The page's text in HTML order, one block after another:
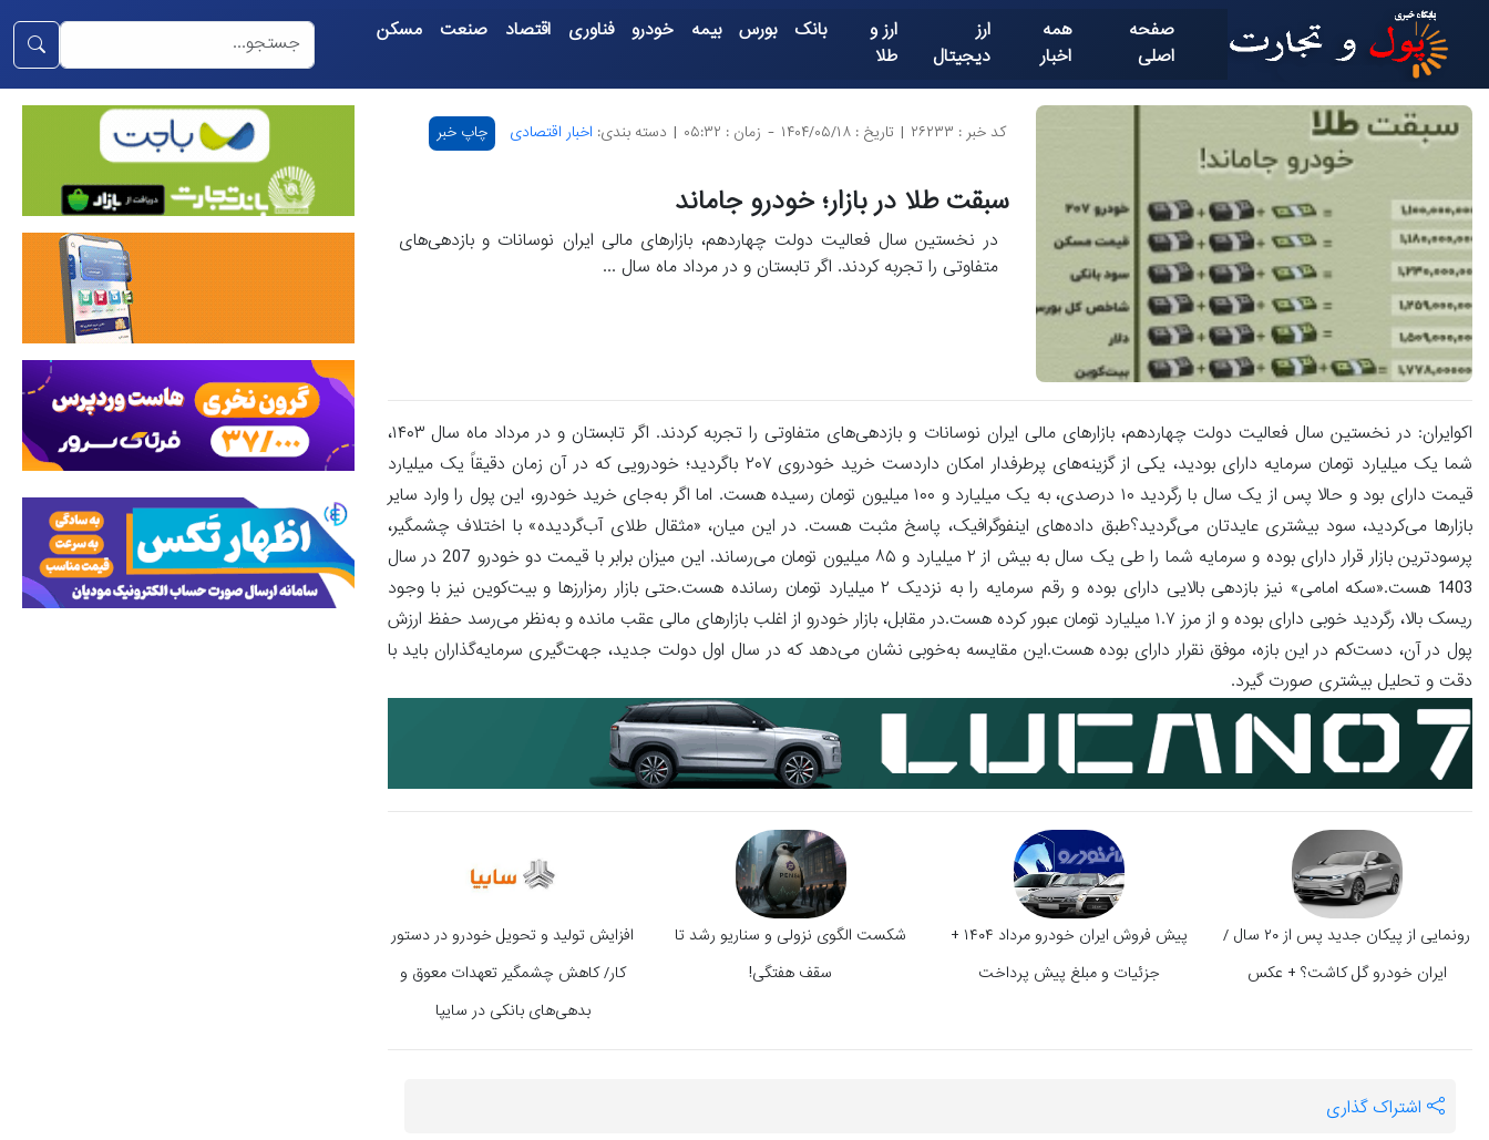
صفحه
اصلی
همه
اخبار
ارز
دیجیتال
ارز و
طلا
بانک بورس بیمه خودرو فناوری اقتصاد صنعت مسکن
کد خبر : ۲۶۲۳۳ | تاریخ : ۱۴۰۴/۰۵/۱۸ - زمان : ۰۵:۳۲ | دسته بندی: اخبار اقتصادی چاپ خبر
سبقت طلا در بازار؛ خودرو جاماند
در نخستین سال فعالیت دولت چهاردهم، بازارهای مالی ایران نوسانات و بازدهی‌های
متفاوتی را تجربه کردند. اگر تابستان و در مرداد ماه سال ...
اکوایران: در نخستین سال فعالیت دولت چهاردهم، بازارهای مالی ایران نوسانات و بازدهی‌های متفاوتی را تجربه کردند. اگر تابستان و در مرداد ماه سال ۱۴۰۳،
شما یک میلیارد تومان سرمایه دارای بودید، یکی از گزینه‌های پرطرفدار امکان داردست خرید خودروی ۲۰۷ باگردید؛ خودرویی که در آن زمان دقیقاً یک میلیارد
قیمت دارای بود و حالا پس از یک سال با رگردید ۱۰ درصدی، به یک میلیارد و ۱۰۰ میلیون تومان رسیده هست. اما اگر به‌جای خرید خودرو، این پول را وارد سایر
بازارها می‌کردید، سود بیشتری عایدتان می‌گردید؟طبق داده‌های اینفوگرافیک، پاسخ مثبت هست. در این میان، «مثقال طلای آب‌گردیده» با اختلاف چشمگیر،
پرسودترین بازار قرار دارای بوده و سرمایه شما را طی یک سال به بیش از ۲ میلیارد و ۸۵ میلیون تومان می‌رساند. این میزان برابر با قیمت دو خودرو 207 در سال
1403 هست.«سکه امامی» نیز بازدهی بالایی دارای بوده و رقم سرمایه را به نزدیک ۲ میلیارد تومان رسانده هست.حتی بازار رمزارزها و بیت‌کوین نیز با وجود
ریسک بالا، رگردید خوبی دارای بوده و از مرز ۱.۷ میلیارد تومان عبور کرده هست.در مقابل، بازار خودرو از اغلب بازارهای مالی عقب مانده و به‌نظر می‌رسد حفظ ارزش
پول در آن، دست‌کم در این بازه، موفق نقرار دارای بوده هست.این مقایسه به‌خوبی نشان می‌دهد که در سال اول دولت جدید، جهت‌گیری سرمایه‌گذاران باید با
دقت و تحلیل بیشتری صورت گیرد.
رونمایی از پیکان جدید پس از ۲۰ سال /
ایران‌ خودرو گل کاشت؟ + عکس
پیش فروش ایران خودرو مرداد ۱۴۰۴ +
جزئیات و مبلغ پیش پرداخت
شکست الگوی نزولی و سناریو رشد تا
سقف هفتگی!
افزایش تولید و تحویل خودرو در دستور
کار/ کاهش چشمگیر تعهدات معوق و
بدهی‌های بانکی در سایپا
اشتراک گذاری